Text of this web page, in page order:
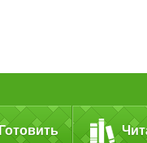
Готовить